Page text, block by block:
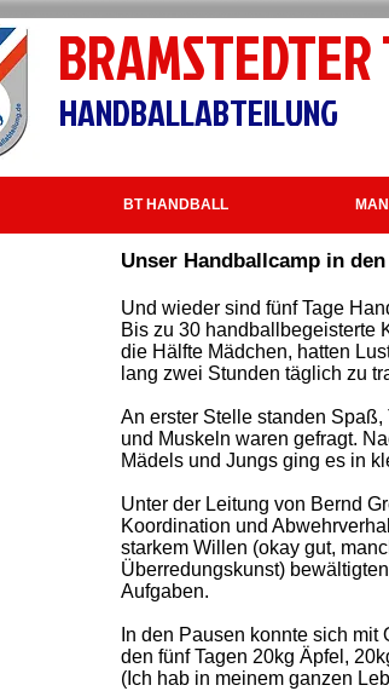
BRAMSTEDTER
HANDBALLABTEILUNG
BT HANDBALL
Unser Handballcamp in
Und wieder sind fünf Tage
Bis zu 30 handballbegeisterte
die Hälfte Mädchen, hatten
lang zwei Stunden täglich zu
An erster Stelle standen
und Muskeln waren gefragt.
Mädels und Jungs ging es in
Unter der Leitung von Bernd
Koordination und
starkem Willen (okay gut,
Überredungskunst)
Aufgaben.
In den Pausen konnte sich
den fünf Tagen 20kg Äpfel,
(Ich hab in meinem ganzen